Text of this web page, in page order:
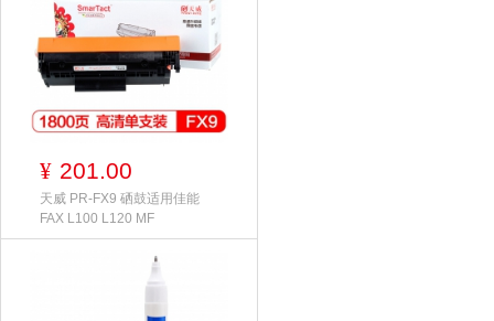
¥ 201.00
天威 PR-FX9 硒鼓适用佳能
FAX L100 L120 MF